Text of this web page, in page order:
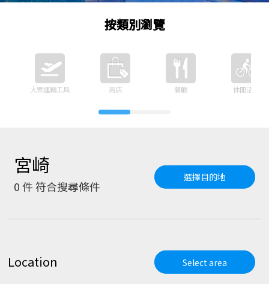
按類別瀏覽
大眾運輸工具 商店 餐廳 休閒活動
宮崎
0件 符合搜尋條件
選擇目的地
Location Select area